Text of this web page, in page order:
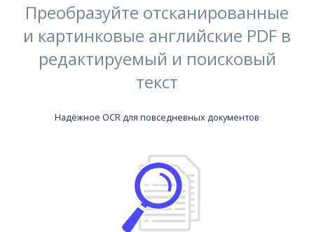
Преобразуйте отсканированные
и картинковые английские PDF в
редактируемый и поисковый
текст
Надёжное OCR для повседневных документов